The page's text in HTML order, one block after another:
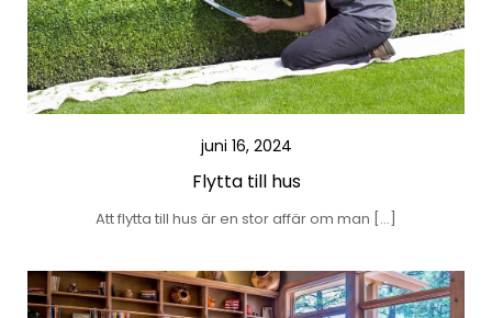
juni 16, 2024
Flytta till hus
Att flytta till hus är en stor affär om man […]